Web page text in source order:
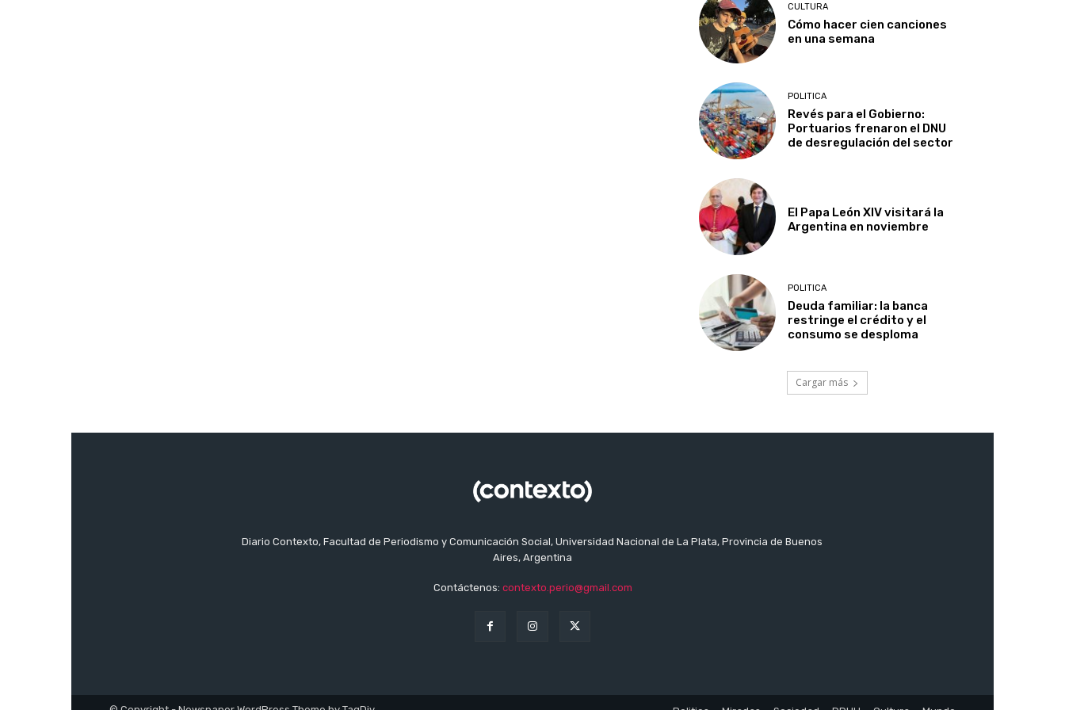
CULTURA
Cómo hacer cien canciones
en una semana
POLITICA
Revés para el Gobierno:
Portuarios frenaron el DNU
de desregulación del sector
El Papa León XIV visitará la
Argentina en noviembre
POLITICA
Deuda familiar: la banca
restringe el crédito y el
consumo se desploma
Cargar más
Diario Contexto, Facultad de Periodismo y Comunicación Social, Universidad Nacional de La Plata, Provincia de Buenos
Aires, Argentina
Contáctenos: contexto.perio@gmail.com